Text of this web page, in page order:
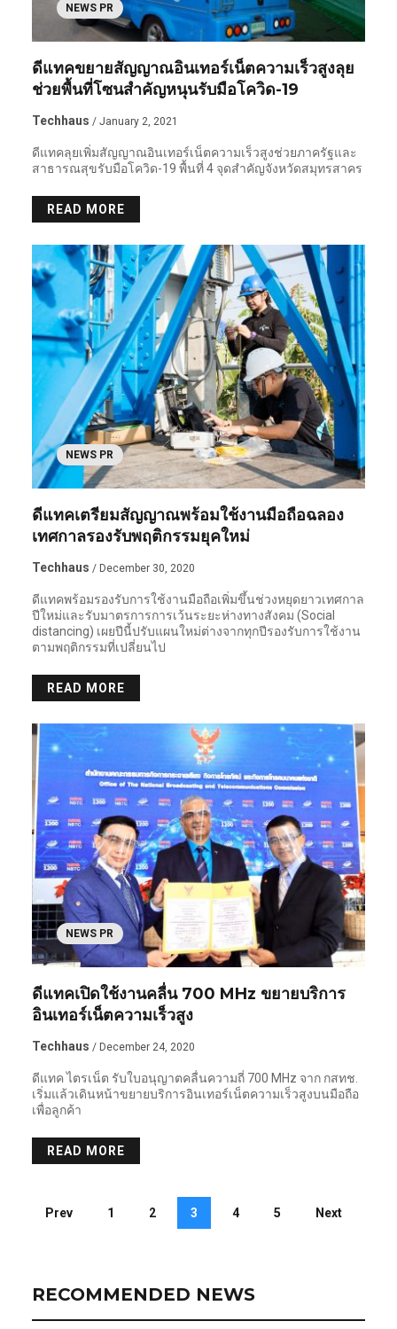
NEWS PR
ดีแทคขยายสัญญาณอินเทอร์เน็ตความเร็วสูงลุย
ช่วยพื้นที่โซนสำคัญหนุนรับมือโควิด-19
Techhaus / January 2, 2021
ดีแทคลุยเพิ่มสัญญาณอินเทอร์เน็ตความเร็วสูงช่วยภาครัฐและ
สาธารณสุขรับมือโควิด-19 พื้นที่ 4 จุดสำคัญจังหวัดสมุทรสาคร
READ MORE
NEWS PR
ดีแทคเตรียมสัญญาณพร้อมใช้งานมือถือฉลอง
เทศกาลรองรับพฤติกรรมยุคใหม่
Techhaus / December 30, 2020
ดีแทคพร้อมรองรับการใช้งานมือถือเพิ่มขึ้นช่วงหยุดยาวเทศกาล
ปีใหม่และรับมาตรการการเว้นระยะห่างทางสังคม (Social
distancing) เผยปีนี้ปรับแผนใหม่ต่างจากทุกปีรองรับการใช้งาน
ตามพฤติกรรมที่เปลี่ยนไป
READ MORE
NEWS PR
ดีแทคเปิดใช้งานคลื่น 700 MHz ขยายบริการ
อินเทอร์เน็ตความเร็วสูง
Techhaus / December 24, 2020
ดีแทค ไตรเน็ต รับใบอนุญาตคลื่นความถี่ 700 MHz จาก กสทช.
เริ่มแล้วเดินหน้าขยายบริการอินเทอร์เน็ตความเร็วสูงบนมือถือ
เพื่อลูกค้า
READ MORE
Prev 1 2 3 4 5 Next
RECOMMENDED NEWS